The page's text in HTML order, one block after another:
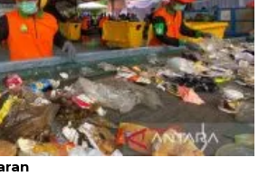
Jaksel capai 1.120 ton per hari